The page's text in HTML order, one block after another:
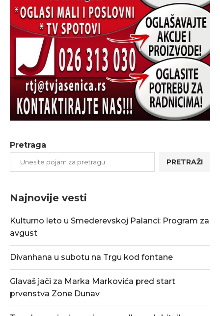
Pretraga
PRETRAŽI
Najnovije vesti
Kulturno leto u Smederevskoj Palanci: Program za
avgust
Divanhana u subotu na Trgu kod fontane
Glavaš jači za Marka Markovića pred start
prvenstva Zone Dunav